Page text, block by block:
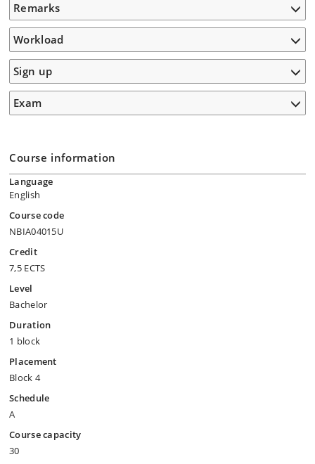
Remarks
Workload
Sign up
Exam
Course information
Language
English
Course code
NBIA04015U
Credit
7,5 ECTS
Level
Bachelor
Duration
1 block
Placement
Block 4
Schedule
A
Course capacity
30